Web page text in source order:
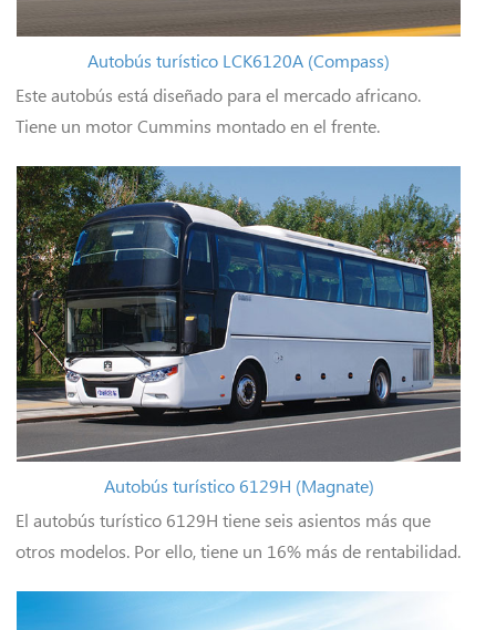
Autobús turístico LCK6120A (Compass)
Este autobús está diseñado para el mercado africano.
Tiene un motor Cummins montado en el frente.
Autobús turístico 6129H (Magnate)
El autobús turístico 6129H tiene seis asientos más que
otros modelos. Por ello, tiene un 16% más de rentabilidad.